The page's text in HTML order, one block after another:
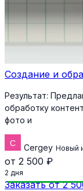
Создание и
Результат:
обработку
фото и
Cergey Новый
от 2 500 ₽
2 дня
Заказать от 2